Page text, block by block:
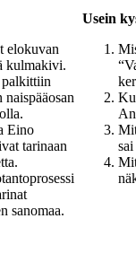
elokuvan
kulmakivi.
naispääosan
Eino
tarinaan
sanomaa.
Usein